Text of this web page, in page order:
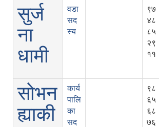
सुर्ज
ना
धामी
वडा
सद
स्य
९७
४८
८५
२९
११
सोभन
ह्याकी
कार्य
पालि
का
सद
९८
६५
६८
७६